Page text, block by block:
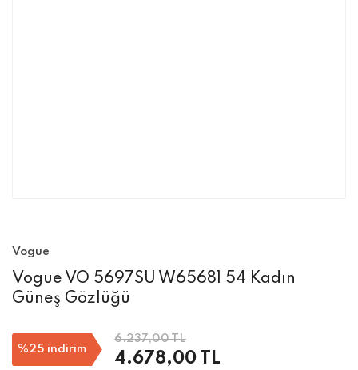
Vogue
Vogue VO 5697SU W65681 54 Kadın
Güneş Gözlüğü
%25 indirim
6.237,00 TL
4.678,00 TL